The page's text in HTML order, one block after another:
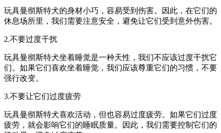
玩具曼彻斯特犬的身材小巧，容易受到伤害。因此，在它们的
休息场所里，我们需要注意安全，避免让它们受到意外伤害。
2.不要过度干扰
玩具曼彻斯特犬坐着睡觉是一种天性，我们不应该过度干扰它
们。如果它们喜欢坐着睡觉，我们应该尊重它们的习惯，不要
强行改变。
3.不要让它们过度疲劳
玩具曼彻斯特犬喜欢活动，但也容易过度疲劳。如果它们过度
疲劳，就会影响它们的睡眠质量。因此，我们需要控制它们的